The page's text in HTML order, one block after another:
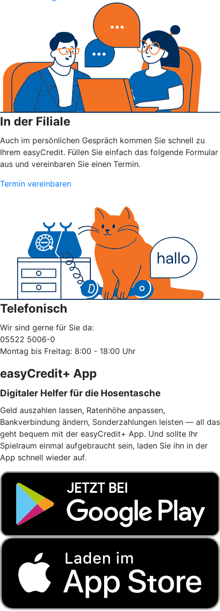
In der Filiale
Auch im persönlichen Gespräch kommen Sie schnell zu
Ihrem easyCredit. Füllen Sie einfach das folgende Formular
aus und vereinbaren Sie einen Termin.
Termin vereinbaren
Telefonisch
Wir sind gerne für Sie da:
05522 5006-0
Montag bis Freitag: 8:00 - 18:00 Uhr
easyCredit+ App
Digitaler Helfer für die Hosentasche
Geld auszahlen lassen, Ratenhöhe anpassen,
Bankverbindung ändern, Sonderzahlungen leisten — all das
geht bequem mit der easyCredit+ App. Und sollte Ihr
Spielraum einmal aufgebraucht sein, laden Sie ihn in der
App schnell wieder auf.